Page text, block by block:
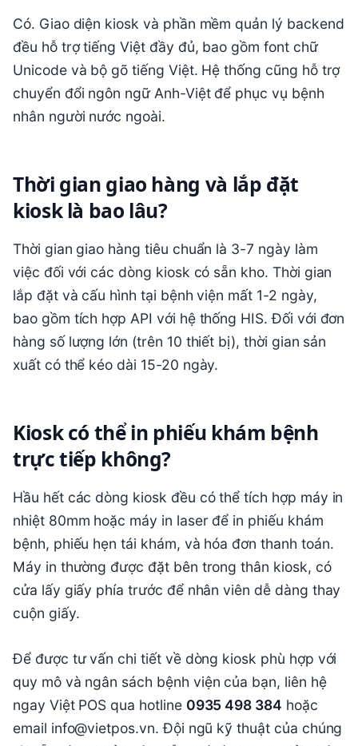
Có. Giao diện kiosk và phần mềm quản lý backend
đều hỗ trợ tiếng Việt đầy đủ, bao gồm font chữ
Unicode và bộ gõ tiếng Việt. Hệ thống cũng hỗ trợ
chuyển đổi ngôn ngữ Anh-Việt để phục vụ bệnh
nhân người nước ngoài.
Thời gian giao hàng và lắp đặt
kiosk là bao lâu?
Thời gian giao hàng tiêu chuẩn là 3-7 ngày làm
việc đối với các dòng kiosk có sẵn kho. Thời gian
lắp đặt và cấu hình tại bệnh viện mất 1-2 ngày,
bao gồm tích hợp API với hệ thống HIS. Đối với đơn
hàng số lượng lớn (trên 10 thiết bị), thời gian sản
xuất có thể kéo dài 15-20 ngày.
Kiosk có thể in phiếu khám bệnh
trực tiếp không?
Hầu hết các dòng kiosk đều có thể tích hợp máy in
nhiệt 80mm hoặc máy in laser để in phiếu khám
bệnh, phiếu hẹn tái khám, và hóa đơn thanh toán.
Máy in thường được đặt bên trong thân kiosk, có
cửa lấy giấy phía trước để nhân viên dễ dàng thay
cuộn giấy.
Để được tư vấn chi tiết về dòng kiosk phù hợp với
quy mô và ngân sách bệnh viện của bạn, liên hệ
ngay Việt POS qua hotline 0935 498 384 hoặc
email info@vietpos.vn. Đội ngũ kỹ thuật của chúng